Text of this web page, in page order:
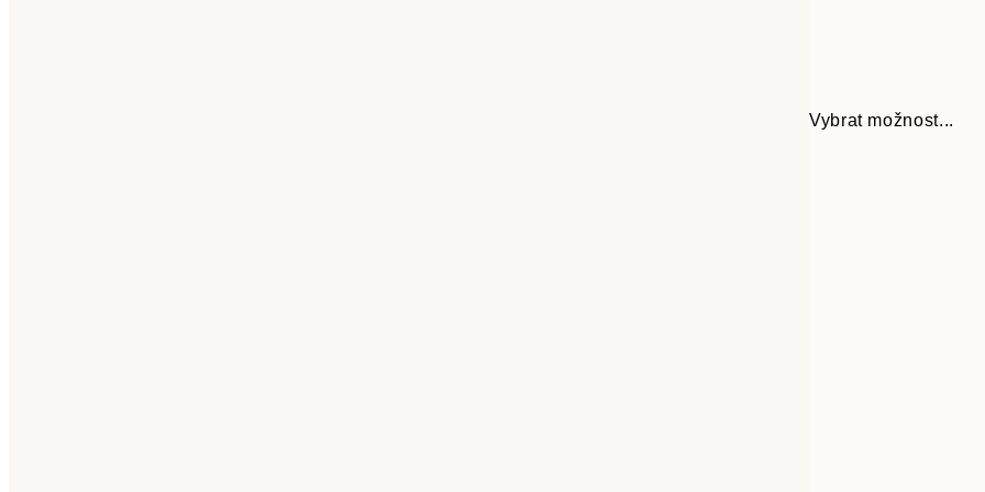
Vybrat možnost...